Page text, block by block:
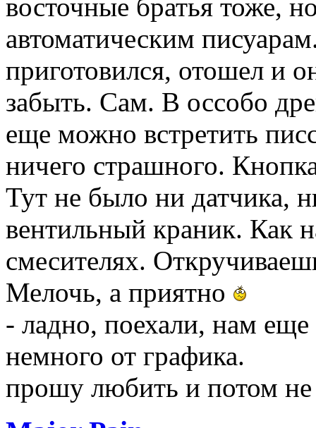
восточные братья тоже,
автоматическим
приготовился, отошел и
забыть. Сам. В оссобо
еще можно встретить
ничего страшного.
Тут не было ни датчика,
вентильный краник. Как
смесителях.
Мелочь, а приятно
- ладно, поехали, нам еще
немного от графика.
прошу любить и потом не